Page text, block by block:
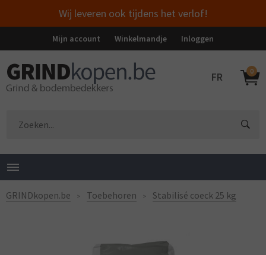
Wij leveren ook tijdens het verlof!
Mijn account Winkelmandje Inloggen
FR 0
GRINDkopen.be Toebehoren Stabilisé coeck 25 kg